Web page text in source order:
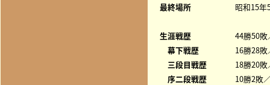
最終場所
昭和15年
生涯戦歴
44勝50
幕下戦歴
16勝28
三段目戦歴
18勝20
序二段戦歴
10勝2敗